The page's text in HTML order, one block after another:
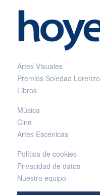
Artes Visuales
Premios Soledad Lorenzo
Libros
Música
Cine
Artes Escénicas
Política de cookies
Privacidad de datos
Nuestro equipo